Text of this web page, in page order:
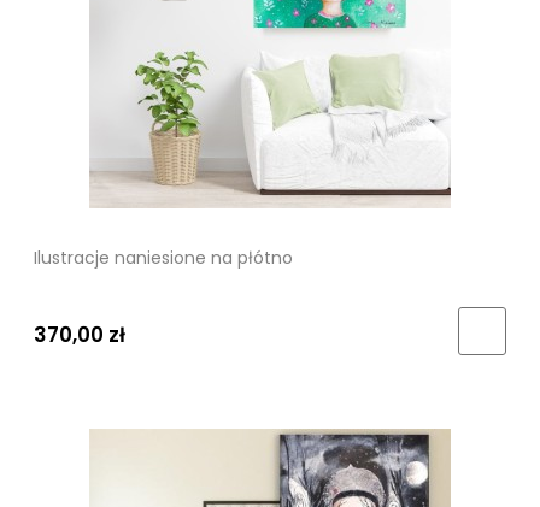
Ilustracje naniesione na płótno
370,00 zł